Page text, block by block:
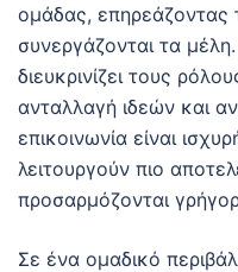
ομάδας, επηρεάζοντας
συνεργάζονται τα
διευκρινίζει τους
ανταλλαγή ιδεών και
επικοινωνία είναι
λειτουργούν πιο
προσαρμόζονται
Σε ένα ομαδικό